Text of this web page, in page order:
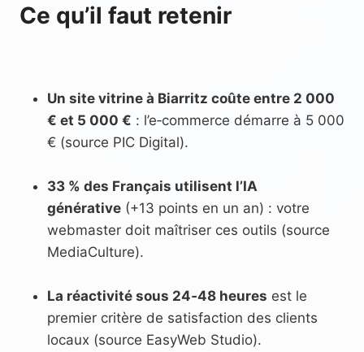
Ce qu’il faut retenir
Un site vitrine à Biarritz coûte entre 2 000
€ et 5 000 € : l’e‑commerce démarre à 5 000
€ (source PIC Digital).
33 % des Français utilisent l’IA
générative (+13 points en un an) : votre
webmaster doit maîtriser ces outils (source
MediaCulture).
La réactivité sous 24‑48 heures est le
premier critère de satisfaction des clients
locaux (source EasyWeb Studio).